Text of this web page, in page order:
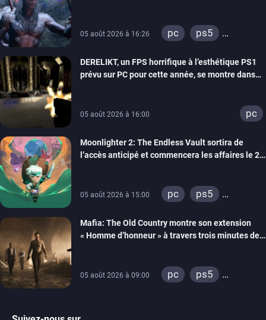
05 août 2026 à 16:26 pc
ps5
DERELIKT, un FPS horrifique à l’esthétique PS1
prévu sur PC pour cette année, se montre dans
05 août 2026 à 16:00 pc
Moonlighter 2: The Endless Vault sortira de
l’accès anticipé et commencera les affaires le 2
05 août 2026 à 15:00 pc
ps5
Mafia: The Old Country montre son extension
« Homme d’honneur » à travers trois minutes de
05 août 2026 à 09:00 pc
ps5